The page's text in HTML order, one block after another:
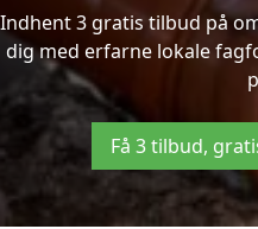
Indhent 3 gratis tilbud på
dig med erfarne lokale
Få 3 tilbud,